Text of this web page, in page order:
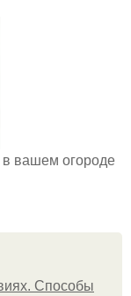
вашем огороде
Способы